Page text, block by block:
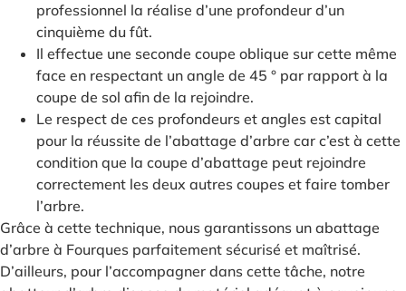
professionnel la réalise d’une profondeur d’un
cinquième du fût.
Il effectue une seconde coupe oblique sur cette même
face en respectant un angle de 45 ° par rapport à la
coupe de sol afin de la rejoindre.
Le respect de ces profondeurs et angles est capital
pour la réussite de l’abattage d’arbre car c’est à cette
condition que la coupe d’abattage peut rejoindre
correctement les deux autres coupes et faire tomber
l’arbre.
Grâce à cette technique, nous garantissons un abattage
d’arbre à Fourques parfaitement sécurisé et maîtrisé.
D’ailleurs, pour l’accompagner dans cette tâche, notre